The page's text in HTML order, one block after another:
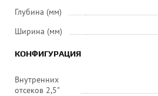
Глубина (мм)
Ширина (мм)
КОНФИГУРАЦИЯ
Внутренних
отсеков 2,5"